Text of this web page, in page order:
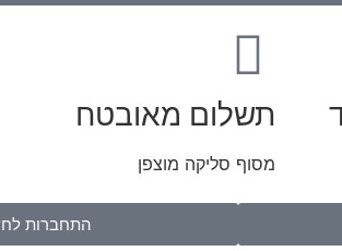
תשלום מאובטח
מסוף סליקה מוצפן
התחברות